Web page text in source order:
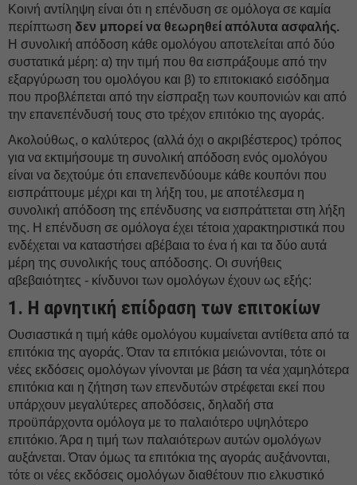
Κοινή αντίληψη είναι ότι η επένδυση σε ομόλογα σε καμία
περίπτωση δεν μπορεί να θεωρηθεί απόλυτα ασφαλής.
Η συνολική απόδοση κάθε ομολόγου αποτελείται από δύο
συστατικά μέρη: α) την τιμή που θα εισπράξουμε από την
εξαργύρωση του ομολόγου και β) το επιτοκιακό εισόδημα
που προβλέπεται από την είσπραξη των κουπονιών και από
την επανεπένδυσή τους στο τρέχον επιτόκιο της αγοράς.
Ακολούθως, ο καλύτερος (αλλά όχι ο ακριβέστερος) τρόπος
για να εκτιμήσουμε τη συνολική απόδοση ενός ομολόγου
είναι να δεχτούμε ότι επανεπενδύουμε κάθε κουπόνι που
εισπράττουμε μέχρι και τη λήξη του, με αποτέλεσμα η
συνολική απόδοση της επένδυσης να εισπράττεται στη λήξη
της. Η επένδυση σε ομόλογα έχει τέτοια χαρακτηριστικά που
ενδέχεται να καταστήσει αβέβαια το ένα ή και τα δύο αυτά
μέρη της συνολικής τους απόδοσης. Οι συνήθεις
αβεβαιότητες - κίνδυνοι των ομολόγων έχουν ως εξής:
1. H αρνητική επίδραση των επιτοκίων
Ουσιαστικά η τιμή κάθε ομολόγου κυμαίνεται αντίθετα από τα
επιτόκια της αγοράς. Όταν τα επιτόκια μειώνονται, τότε οι
νέες εκδόσεις ομολόγων γίνονται με βάση τα νέα χαμηλότερα
επιτόκια και η ζήτηση των επενδυτών στρέφεται εκεί που
υπάρχουν μεγαλύτερες αποδόσεις, δηλαδή στα
προϋπάρχοντα ομόλογα με το παλαιότερο υψηλότερο
επιτόκιο. Άρα η τιμή των παλαιότερων αυτών ομολόγων
αυξάνεται. Όταν όμως τα επιτόκια της αγοράς αυξάνονται,
τότε οι νέες εκδόσεις ομολόγων διαθέτουν πιο ελκυστικό